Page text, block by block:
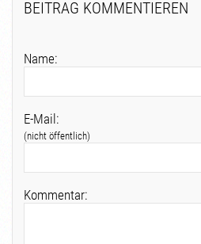
BEITRAG KOMMENTIEREN
Name:
E-Mail:
(nicht öffentlich)
Kommentar: